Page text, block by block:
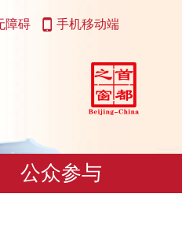
障碍 手机移动端
公众参与